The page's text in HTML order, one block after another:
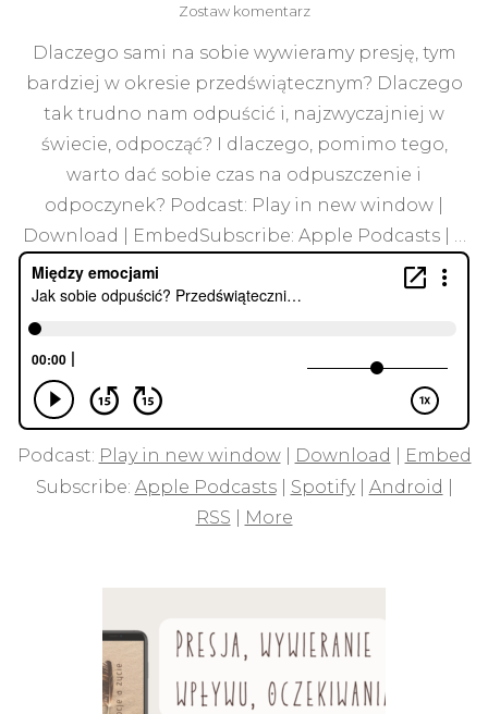
Zostaw komentarzdo
sobie
odpuścić?
Przedświątecznie
o
presji
Dlaczego sami na sobie wywieramy presję, tym
bardziej w okresie przedświątecznym? Dlaczego
tak trudno nam odpuścić i, najzwyczajniej w
świecie, odpocząć? I dlaczego, pomimo tego,
warto dać sobie czas na odpuszczenie i
odpoczynek? Podcast: Play in new window |
Download | EmbedSubscribe: Apple Podcasts | …
Podcast: Play in new window| Download
Embed
Subscribe: Apple Podcasts| Spotify| Android
RSS
More